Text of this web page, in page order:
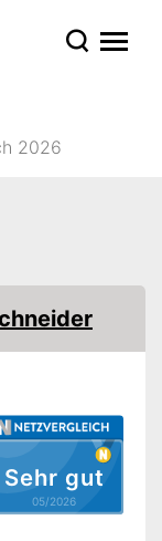
2026
Sehr gut
05/2026